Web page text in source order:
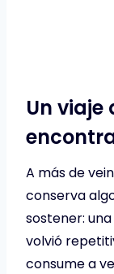
Un viaje
A más de
conserva
sostener:
volvió
consume a